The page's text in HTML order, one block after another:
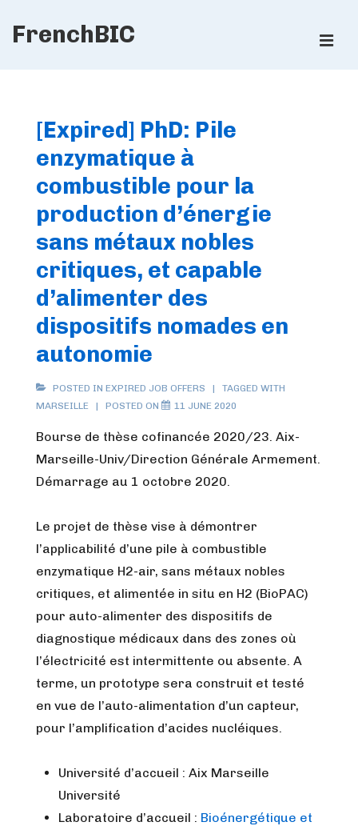
SkipFrenchBIC
[Expired] PhD: Pile
enzymatique à
combustible pour la
production d’énergie
sans métaux nobles
critiques, et capable
d’alimenter des
dispositifs nomades en
autonomie
POSTED IN EXPIRED JOB OFFERS
TAGGED WITH
MARSEILLE
POSTED ON 11 JUNE 2020
Bourse de thèse cofinancée 2020/23. Aix-
Marseille-Univ/Direction Générale Armement.
Démarrage au 1 octobre 2020.
Le projet de thèse vise à démontrer
l’applicabilité d’une pile à combustible
enzymatique H2-air, sans métaux nobles
critiques, et alimentée in situ en H2 (BioPAC)
pour auto-alimenter des dispositifs de
diagnostique médicaux dans des zones où
l’électricité est intermittente ou absente. A
terme, un prototype sera construit et testé
en vue de l’auto-alimentation d’un capteur,
pour l’amplification d’acides nucléiques.
Université d’accueil : Aix Marseille
Université
Laboratoire d’accueil : Bioénergétique et